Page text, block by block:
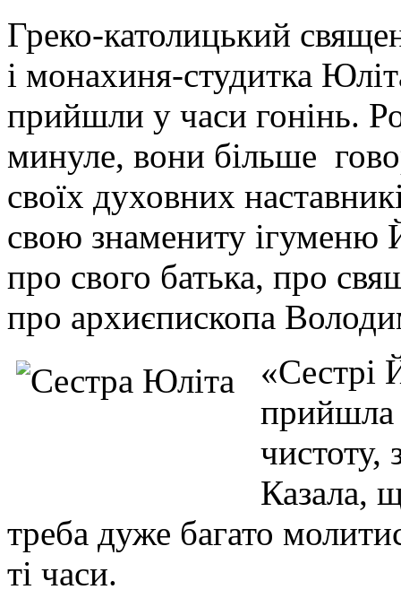
Греко-католицький
і монахиня-студитка
прийшли у часи гонінь.
минуле, вони більше
своїх духовних
свою знамениту ігуменю
про свого батька, про
про архиєпископа
«Сестрі
прийшла
чистоту,
Казала,
треба дуже багато
ті часи.